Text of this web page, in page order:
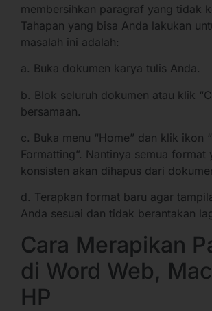
membersihkan paragraf yang tidak
Tahapan yang bisa Anda lakukan
masalah ini adalah:
a. Buka dokumen karya tulis Anda.
b. Blok seluruh dokumen atau klik
bersamaan.
c. Buka menu “Home” dan klik ikon
Formatting”. Nantinya semua format
konsisten akan dihapus dari
d. Terapkan format baru agar
Anda sesuai dan tidak berantakan
Cara Merapikan
di Word Web,
HP